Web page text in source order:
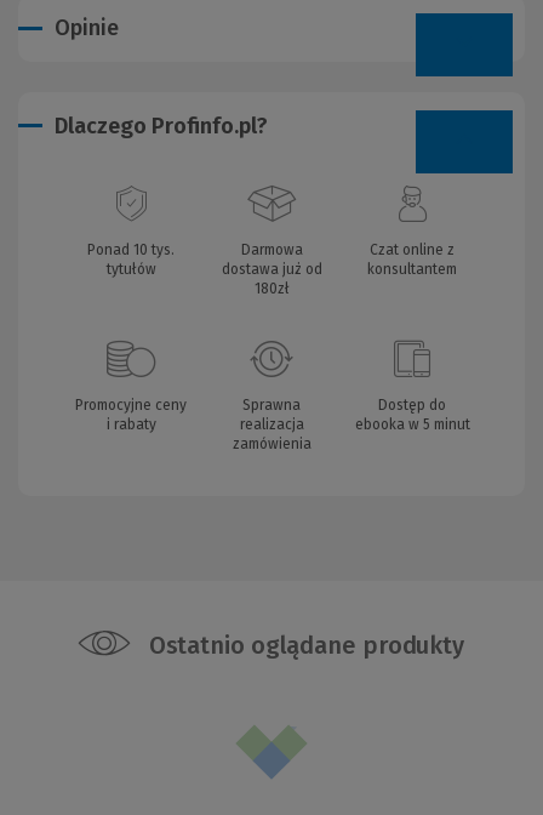
Opinie
Dlaczego Profinfo.pl?
Ponad 10 tys.
tytułów
Darmowa
dostawa już od
180zł
Czat online z
konsultantem
Promocyjne ceny
i rabaty
Sprawna
realizacja
zamówienia
Dostęp do
ebooka w 5 minut
Ostatnio oglądane produkty